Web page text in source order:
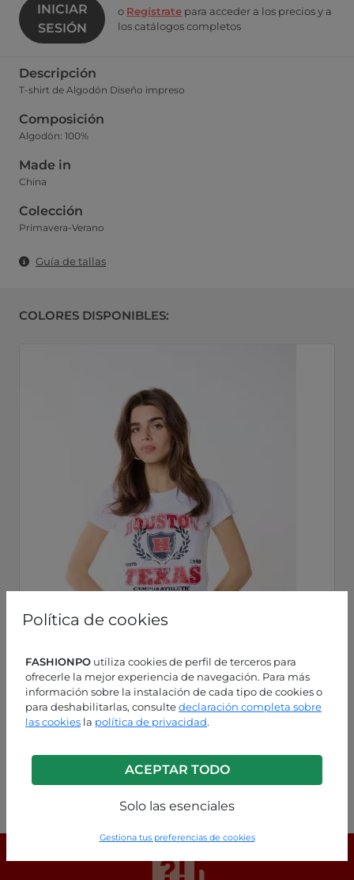
Política de cookies
FASHIONPO utiliza cookies de perfil de terceros para
ofrecerle la mejor experiencia de navegación. Para más
información sobre la instalación de cada tipo de cookies o
para deshabilitarlas, consultedeclaración completa sobre
las cookies la política de privacidad.
ACEPTAR TODO
Solo las esenciales
Gestiona tus preferencias de cookies
INICIAR
SESIÓN
o Regístrate para acceder a los precios y a
los catálogos completos
Descripción
T-shirt de Algodón Diseño impreso
Composición
Algodón: 100%
Made in
China
Colección
Primavera-Verano
Guía de tallas
COLORES DISPONIBLES: